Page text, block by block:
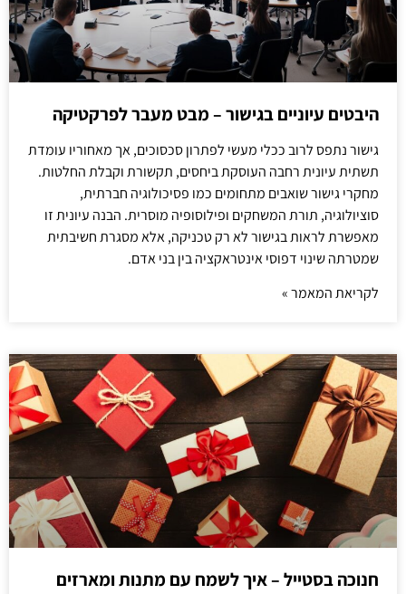
היבטים עיוניים בגישור – מבט מעבר לפרקטיקה
גישור נתפס לרוב ככלי מעשי לפתרון סכסוכים, אך מאחוריו עומדת
תשתית עיונית רחבה העוסקת ביחסים, תקשורת וקבלת החלטות.
מחקרי גישור שואבים מתחומים כמו פסיכולוגיה חברתית,
סוציולוגיה, תורת המשחקים ופילוסופיה מוסרית. הבנה עיונית זו
מאפשרת לראות בגישור לא רק טכניקה, אלא מסגרת חשיבתית
שמטרתה שינוי דפוסי אינטראקציה בין בני אדם.
לקריאת המאמר »
חנוכה בסטייל – איך לשמח עם מתנות ומארזים